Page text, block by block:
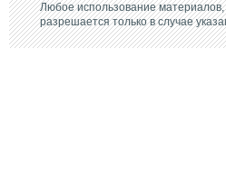
Любое использование
разрешается только в случае